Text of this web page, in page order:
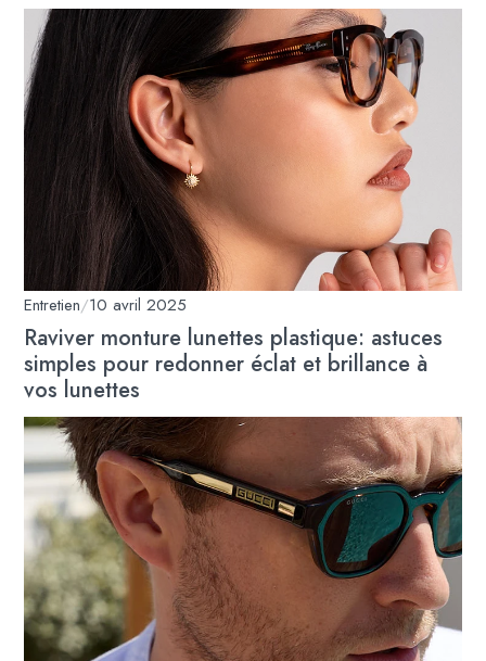
Entretien/10 avril 2025
Raviver monture lunettes plastique: astuces
simples pour redonner éclat et brillance à
vos lunettes